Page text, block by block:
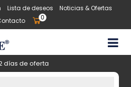
Lista de deseos
Noticias & Ofertas
0
días de oferta